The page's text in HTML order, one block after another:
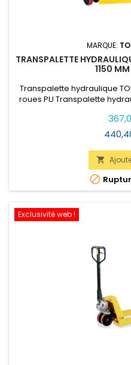
MARQUE:
TRANSPALETTE
1150 MM
Transpalette hydraulique
roues PU Transpalette
XN. Cette version est la
charges jusqu'à 2,5 tonnes


Exclusivité web !